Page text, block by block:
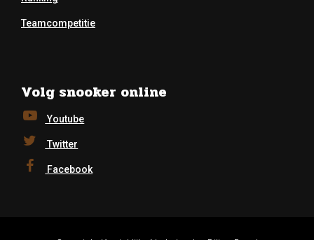
Teamcompetitie
Volg snooker online
Youtube
Twitter
Facebook